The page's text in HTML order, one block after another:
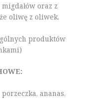
oraz z
oliwę z oliwek.
produktów
ananas,